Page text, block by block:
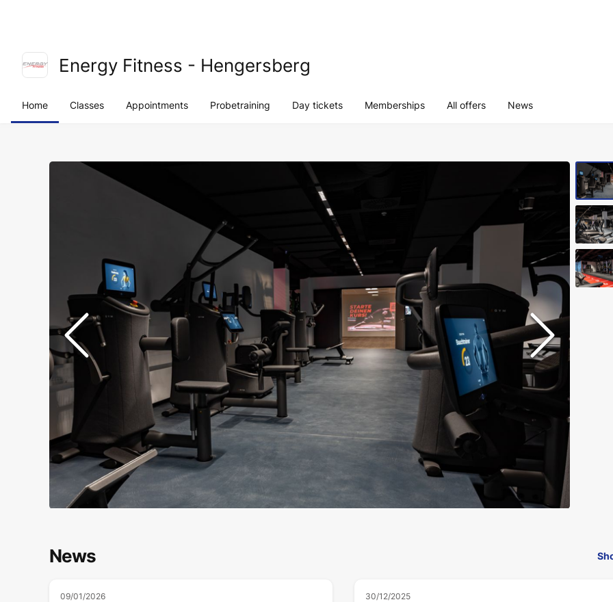
Energy Fitness - Hengersberg
Home Classes Appointments Probetraining Day tickets Memberships All offers News
News
09/01/2026 30/12/2025